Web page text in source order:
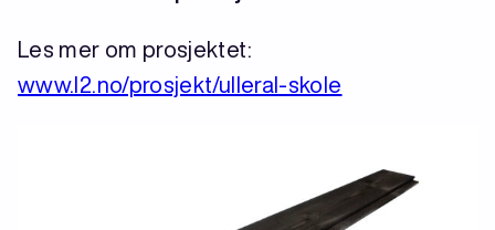
Les mer om prosjektet:
www.l2.no/prosjekt/ulleral-skole